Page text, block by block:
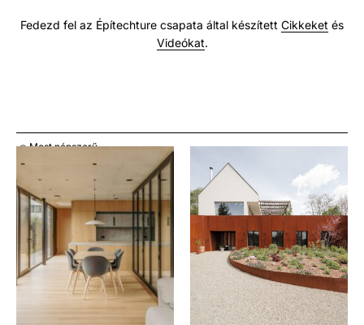
Fedezd fel az Építechture csapata által készített Cikkeket és
Videókat.
Most népszerű